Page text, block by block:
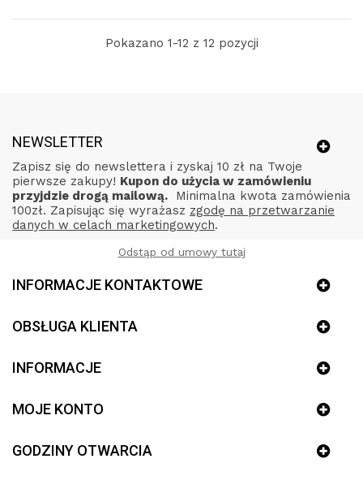
Pokazano 1-12 z 12 pozycji
NEWSLETTER
Zapisz się do newslettera i zyskaj 10 zł na Twoje
pierwsze zakupy! Kupon do użycia w zamówieniu
przyjdzie drogą mailową. Minimalna kwota zamówienia
100zł. Zapisując się wyrażasz zgodę na przetwarzanie
danych w celach marketingowych.
Odstąp od umowy tutaj
INFORMACJE KONTAKTOWE
OBSŁUGA KLIENTA
INFORMACJE
MOJE KONTO
GODZINY OTWARCIA